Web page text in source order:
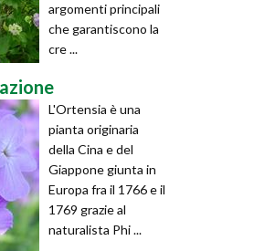
argomenti principali
che garantiscono la
cre ...
L'Ortensia è una
pianta originaria
della Cina e del
Giappone giunta in
Europa fra il 1766 e il
1769 grazie al
naturalista Phi ...